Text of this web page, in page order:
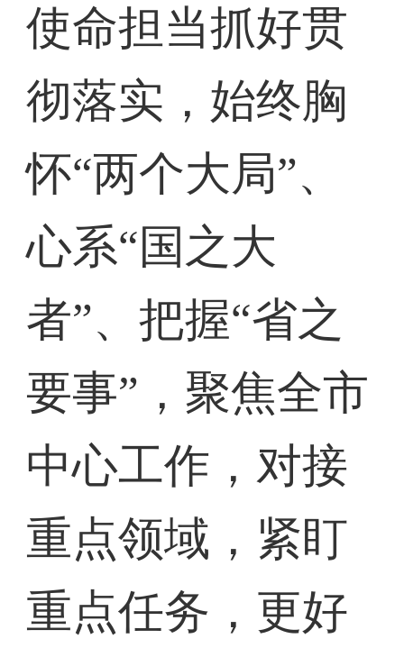
使命担当抓好贯
彻落实，始终胸
怀“两个大局”、
心系“国之大
者”、把握“省之
要事”，聚焦全市
中心工作，对接
重点领域，紧盯
重点任务，更好